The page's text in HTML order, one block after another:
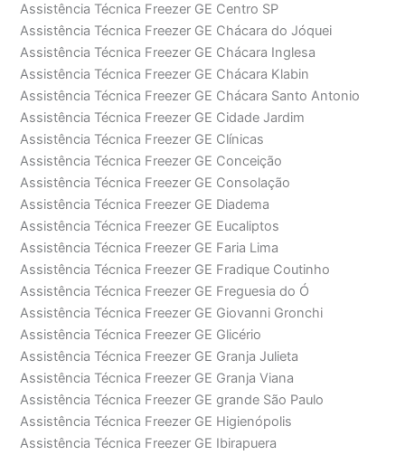
Assistência Técnica Freezer GE Centro SP
Assistência Técnica Freezer GE Chácara do Jóquei
Assistência Técnica Freezer GE Chácara Inglesa
Assistência Técnica Freezer GE Chácara Klabin
Assistência Técnica Freezer GE Chácara Santo Antonio
Assistência Técnica Freezer GE Cidade Jardim
Assistência Técnica Freezer GE Clínicas
Assistência Técnica Freezer GE Conceição
Assistência Técnica Freezer GE Consolação
Assistência Técnica Freezer GE Diadema
Assistência Técnica Freezer GE Eucaliptos
Assistência Técnica Freezer GE Faria Lima
Assistência Técnica Freezer GE Fradique Coutinho
Assistência Técnica Freezer GE Freguesia do Ó
Assistência Técnica Freezer GE Giovanni Gronchi
Assistência Técnica Freezer GE Glicério
Assistência Técnica Freezer GE Granja Julieta
Assistência Técnica Freezer GE Granja Viana
Assistência Técnica Freezer GE grande São Paulo
Assistência Técnica Freezer GE Higienópolis
Assistência Técnica Freezer GE Ibirapuera